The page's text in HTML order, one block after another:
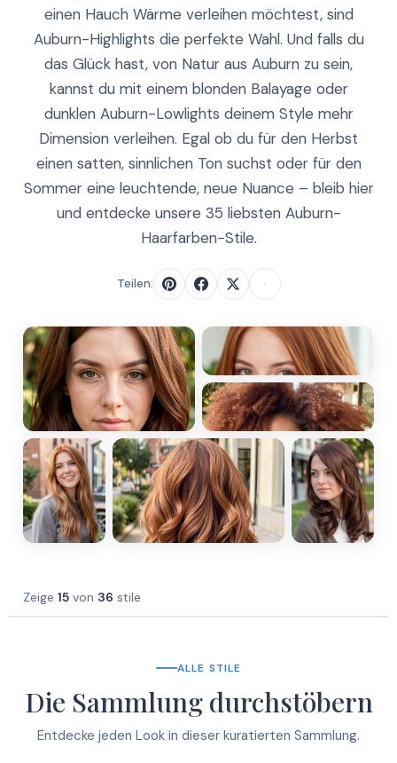
einen Hauch Wärme verleihen möchtest, sind
Auburn-Highlights die perfekte Wahl. Und falls du
das Glück hast, von Natur aus Auburn zu sein,
kannst du mit einem blonden Balayage oder
dunklen Auburn-Lowlights deinem Style mehr
Dimension verleihen. Egal ob du für den Herbst
einen satten, sinnlichen Ton suchst oder für den
Sommer eine leuchtende, neue Nuance – bleib hier
und entdecke unsere 35 liebsten Auburn-
Haarfarben-Stile.
Teilen:
Zeige 15 von 36 stile
ALLE STILE
Die Sammlung durchstöbern
Entdecke jeden Look in dieser kuratierten Sammlung.